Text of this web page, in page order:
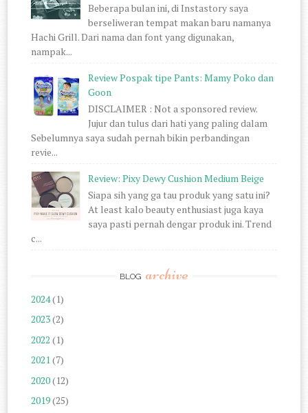
Beberapa bulan ini, di Instastory saya
berseliweran tempat makan baru namanya
Hachi Grill. Dari nama dan font yang digunakan,
nampak...
Review Pospak tipe Pants: Mamy Poko dan
Goon
DISCLAIMER : Not a sponsored review.
Jujur dan tulus dari hati yang paling dalam
Sebelumnya saya sudah pernah bikin perbandingan
revie...
Review: Pixy Dewy Cushion Medium Beige
Siapa sih yang ga tau produk yang satu ini?
At least kalo beauty enthusiast juga kaya
saya pasti pernah dengar produk ini. Trend
c...
BLOG archive
2024(1)
2023(2)
2022 (1)
2021(7)
2020(12)
2019(25)